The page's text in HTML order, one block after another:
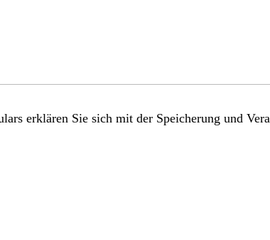
erklären Sie sich mit der Speicherung und